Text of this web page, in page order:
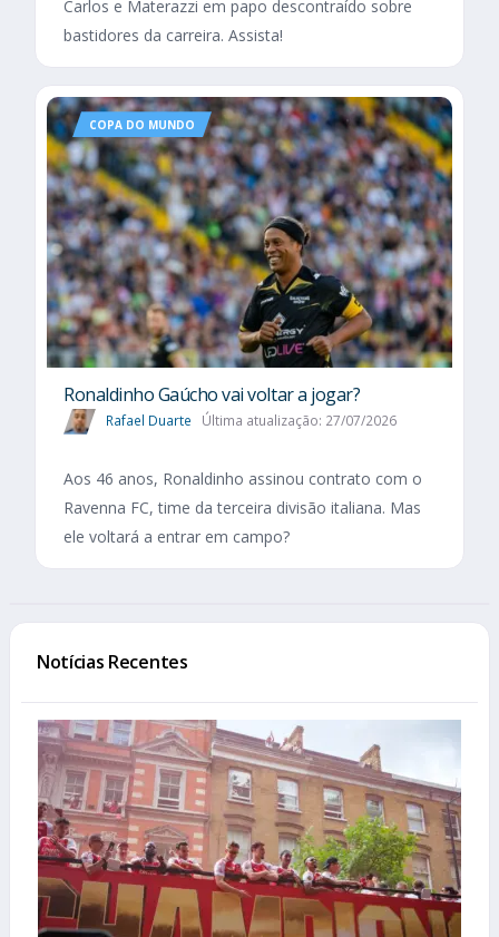
Carlos e Materazzi em papo descontraído sobre
bastidores da carreira. Assista!
COPA DO MUNDO
Ronaldinho Gaúcho vai voltar a jogar?
Rafael Duarte Última atualização: 27/07/2026
Aos 46 anos, Ronaldinho assinou contrato com o
Ravenna FC, time da terceira divisão italiana. Mas
ele voltará a entrar em campo?
Notícias Recentes